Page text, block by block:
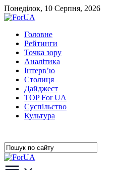
Понеділок, 10 Серпня, 2026
Головне
Рейтинги
Точка зору
Аналітика
Інтерв’ю
Столиця
Дайджест
TOP For UA
Суспiльство
Культура